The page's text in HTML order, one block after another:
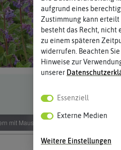
mit Maus über das Bild fahren
aufgrund eines
Zustimmung kann erteilt
besteht das Recht,
zu einem späteren
widerrufen. Beachten
Hinweise zur
unserer
Essenziell
Externe Medien
Weitere Einstellungen